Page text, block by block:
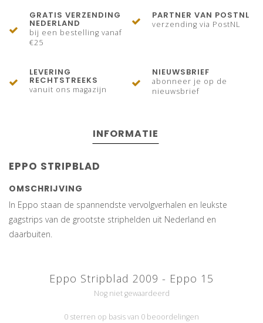
GRATIS VERZENDING
NEDERLAND
bij een bestelling vanaf
€25
PARTNER VAN POSTNL
verzending via PostNL
LEVERING
RECHTSTREEKS
vanuit ons magazijn
NIEUWSBRIEF
abonneer je op de
nieuwsbrief
INFORMATIE
EPPO STRIPBLAD
OMSCHRIJVING
In Eppo staan de spannendste vervolgverhalen en leukste
gagstrips van de grootste striphelden uit Nederland en
daarbuiten.
Eppo Stripblad 2009 - Eppo 15
Nog niet gewaardeerd
0 sterren op basis van 0 beoordelingen